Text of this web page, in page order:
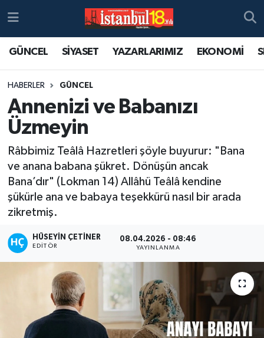
GÜNCEL SİYASET YAZARLARIMIZ EKONOMİ
HABERLER GÜNCEL
Annenizi ve Babanızı
Üzmeyin
Râbbimiz Teâlâ Hazretleri şöyle buyurur: "Bana
ve anana babana şükret. Dönüşün ancak
Bana’dır" (Lokman 14) Allâhü Teâlâ kendine
şükürle ana ve babaya teşekkürü nasıl bir arada
zikretmiş.
HÜSEYIN ÇETINER
EDITÖR
08.04.2026 - 08:46
YAYINLANMA